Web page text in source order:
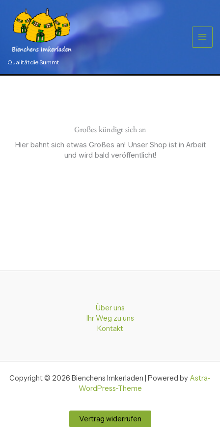
Inhalt
springen
Qualität die Summt
Großes kündigt sich an
Hier bahnt sich etwas Großes an! Unser Shop ist in Arbeit
und wird bald veröffentlicht!
Über uns
Ihr Weg zu uns
Kontakt
Copyright © 2026 Bienchens Imkerladen | Powered by Astra-
WordPress-Theme
Vertrag widerrufen
grün
Menge